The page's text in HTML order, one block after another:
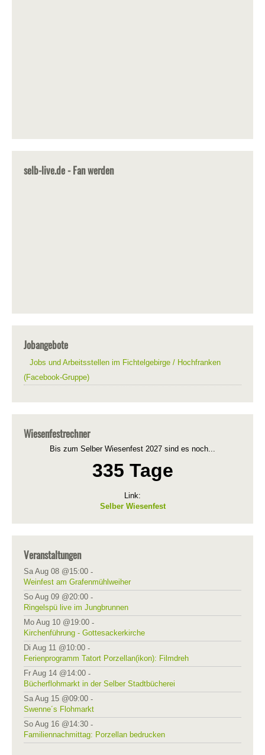
selb-live.de - Fan werden
Jobangebote
Jobs und Arbeitsstellen im Fichtelgebirge / Hochfranken
(Facebook-Gruppe)
Wiesenfestrechner
Bis zum Selber Wiesenfest 2027 sind es noch...
335 Tage
Link:
Selber Wiesenfest
Veranstaltungen
Sa Aug 08 @15:00 -
Weinfest am Grafenmühlweiher
So Aug 09 @20:00 -
Ringelspü live im Jungbrunnen
Mo Aug 10 @19:00 -
Kirchenführung - Gottesackerkirche
Di Aug 11 @10:00 -
Ferienprogramm Tatort Porzellan(ikon): Filmdreh
Fr Aug 14 @14:00 -
Bücherflohmarkt in der Selber Stadtbücherei
Sa Aug 15 @09:00 -
Swenne´s Flohmarkt
So Aug 16 @14:30 -
Familiennachmittag: Porzellan bedrucken